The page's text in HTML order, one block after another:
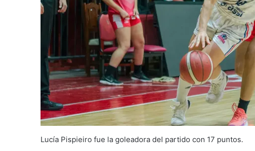
Lucía Pispieiro fue la goleadora del partido con 17 puntos.